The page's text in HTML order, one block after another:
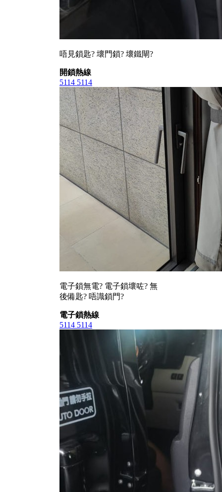
唔見鎖匙? 壞門鎖? 壞鐵閘?
開鎖熱線
5114 5114
電子鎖無電? 電子鎖壞咗? 無
後備匙? 唔識鎖門?
電子鎖熱線
5114 5114